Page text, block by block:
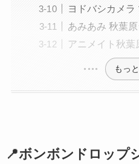
ヨドバシカメ
あみあみ 秋葉
アニメイト秋葉
もっ
📍ボンボンドロップ